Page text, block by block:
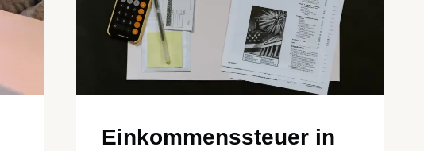
Einkommenssteuer in